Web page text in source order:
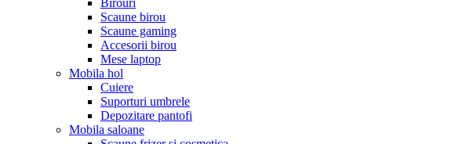
Birouri
Scaune birou
Scaune gaming
Accesorii birou
Mese laptop
Mobila hol
Cuiere
Suporturi umbrele
Depozitare pantofi
Mobila saloane